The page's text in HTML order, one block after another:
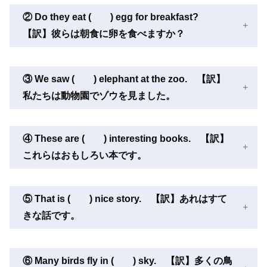
② Do they eat ( ) egg for breakfast?
【訳】彼らは朝食に卵を食べますか？
③ We saw ( ) elephant at the zoo. 【訳】
私たちは動物園でゾウを見ました。
④ These are ( ) interesting books. 【訳】
これらはおもしろい本です。
⑤ That is ( ) nice story. 【訳】あれはすて
きな話です。
⑥ Many birds fly in ( ) sky. 【訳】多くの鳥